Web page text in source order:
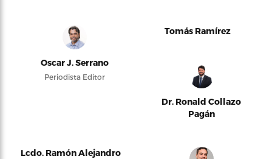
Oscar J. Serrano
Periodista Editor
Tomás Ramírez
Dr. Ronald Collazo
Pagán
Lcdo. Ramón Alejandro